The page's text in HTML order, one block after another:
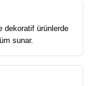
dekoratif ürünlerde
sunar.